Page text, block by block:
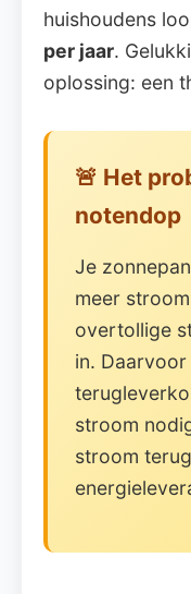
huishoudens
per jaar.
oplossing: een
🚨 Het
notendop
Je
meer
overtollige
in.
stroom
stroom